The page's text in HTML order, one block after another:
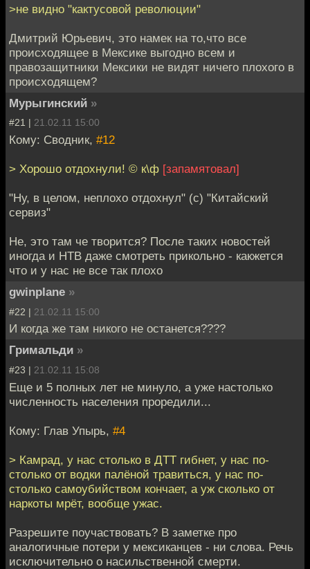
>не видно "кактусовой революции"
Дмитрий Юрьевич, это намек на то,что все
происходящее в Мексике выгодно всем и
правозащитники Мексики не видят ничего плохого в
происходящем?
Мурыгинский »
#21 | 21.02.11 15:00
Кому: Сводник, #12
> Хорошо отдохнули! © к\ф [запамятовал]
"Ну, в целом, неплохо отдохнул" (с) "Китайский
сервиз"
Не, это там че творится? После таких новостей
иногда и НТВ даже смотреть прикольно - какжется
что и у нас не все так плохо
gwinplane »
#22 | 21.02.11 15:00
И когда же там никого не останется????
Гримальди »
#23 | 21.02.11 15:08
Еще и 5 полных лет не минуло, а уже настолько
численность населения проредили...
Кому: Глав Упырь, #4
> Камрад, у нас столько в ДТТ гибнет, у нас по-
столько от водки палёной травиться, у нас по-
столько самоубийством кончает, а уж сколько от
наркоты мрёт, вообще ужас.
Разрешите поучаствовать? В заметке про
аналогичные потери у мексиканцев - ни слова. Речь
исключительно о насильственной смерти.